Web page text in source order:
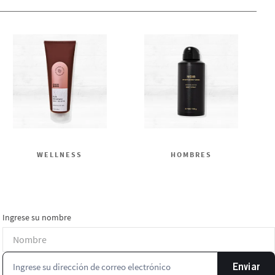
WELLNESS HOMBRES
Ingrese su nombre
Enviar